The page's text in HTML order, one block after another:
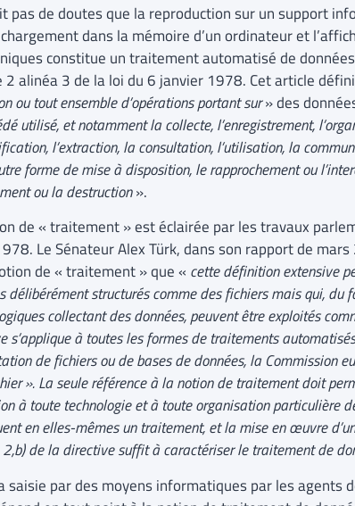
pas de doutes que la reproduction sur un support
dans la mémoire d’un ordinateur et
constitue un traitement automatisé de
2 alinéa 3 de la loi du 6 janvier 1978. Cet article
ou tout ensemble d’opérations portant sur» des
utilisé, et notamment la collecte, l’enregistrement,
l’extraction, la consultation, l’utilisation, la
forme de mise à disposition, le rapprochement ou
ou la destruction».
de « traitement » est éclairée par les travaux
Le Sénateur Alex Türk, dans son rapport de
de « traitement » que « cette définition extensive
délibérément structurés comme des fichiers mais qui, du
collectant des données, peuvent être exploités
s’applique à toutes les formes de traitements
de fichiers ou de bases de données, la Commission
». La seule référence à la notion de traitement doit
à toute technologie et à toute organisation particulière
en elles-mêmes un traitement, et la mise en œuvre
2,b) de la directive suffit à caractériser le traitement de
saisie par des moyens informatiques par les agents